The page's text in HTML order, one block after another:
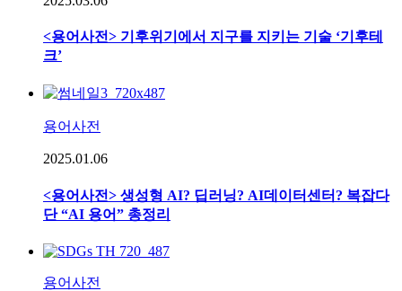
<용어사전> 기후위기에서 지구를 지키는 기술 ‘기후테
크’
용어사전
2025.01.06
<용어사전> 생성형 AI? 딥러닝? AI데이터센터? 복잡다
단 “AI 용어” 총정리
용어사전